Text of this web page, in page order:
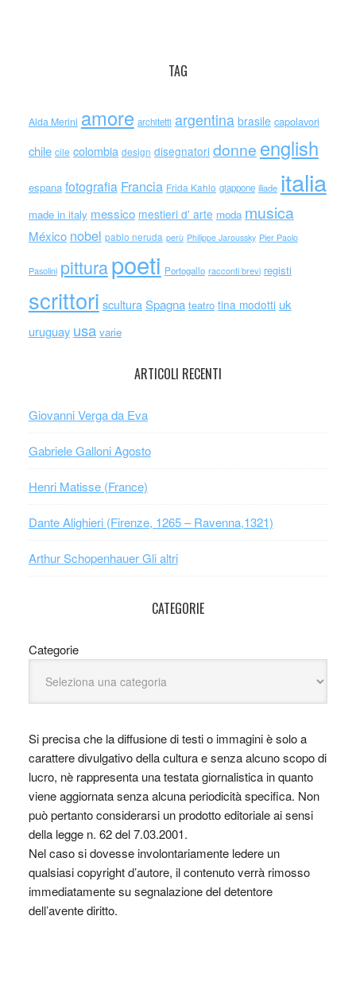
TAG
Alda Merini amore architetti argentina brasile capolavori
chile cile colombia design disegnatori donne english
espana fotografia Francia Frida Kahlo giappone iliade italia
made in italy messico mestieri d' arte moda musica
México nobel pablo neruda perù Philippe Jaroussky Pier Paolo
Pasolini pitturapoeti Portogallo racconti brevi registi
scrittori scultura Spagna teatro tina modotti uk
uruguay usa varie
ARTICOLI RECENTI
Giovanni Verga da Eva
Gabriele Galloni Agosto
Henri Matisse (France)
Dante Alighieri (Firenze, 1265 – Ravenna,1321)
Arthur Schopenhauer Gli altri
CATEGORIE
Categorie
Si precisa che la diffusione di testi o immagini è solo a
carattere divulgativo della cultura e senza alcuno scopo di
lucro, nè rappresenta una testata giornalistica in quanto
viene aggiornata senza alcuna periodicità specifica. Non
può pertanto considerarsi un prodotto editoriale ai sensi
della legge n. 62 del 7.03.2001.
Nel caso si dovesse involontariamente ledere un
qualsiasi copyright d’autore, il contenuto verrà rimosso
immediatamente su segnalazione del detentore
dell’avente diritto.